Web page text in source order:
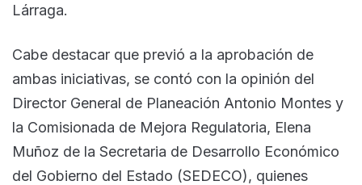
Lárraga.
Cabe destacar que previó a la aprobación de
ambas iniciativas, se contó con la opinión del
Director General de Planeación Antonio Montes y
la Comisionada de Mejora Regulatoria, Elena
Muñoz de la Secretaria de Desarrollo Económico
del Gobierno del Estado (SEDECO), quienes